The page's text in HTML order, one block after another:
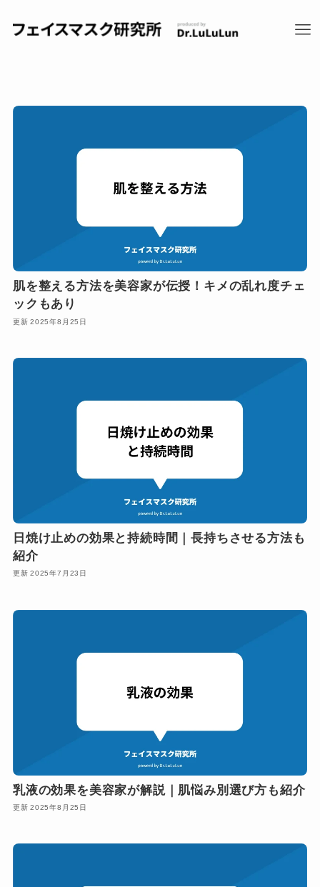
肌を整える方法を美容家が伝授！キメの乱れ度チェ
ックもあり
2025年8月25日
日焼け止めの効果と持続時間｜長持ちさせる方法も
紹介
2025年7月23日
乳液の効果を美容家が解説｜肌悩み別選び方も紹介
2025年8月25日